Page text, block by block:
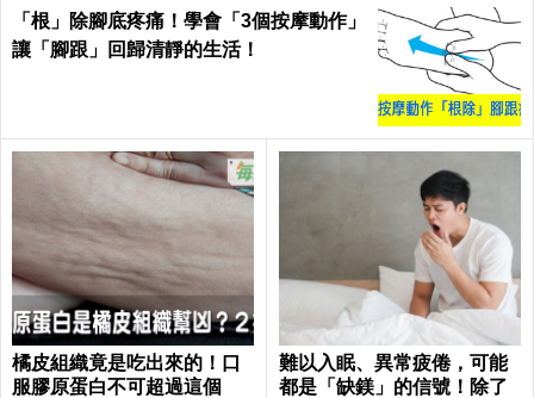
「根」除腳底疼痛！學會「3個按摩動作」
讓「腳跟」回歸清靜的生活！
橘皮組織竟是吃出來的！口
服膠原蛋白不可超過這個
難以入眠、異常疲倦，可能
都是「缺鎂」的信號！除了